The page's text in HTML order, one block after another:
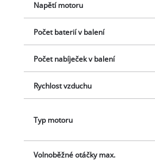
Napětí motoru
Počet baterií v balení
Počet nabíječek v balení
Rychlost vzduchu
Typ motoru
Volnoběžné otáčky max.